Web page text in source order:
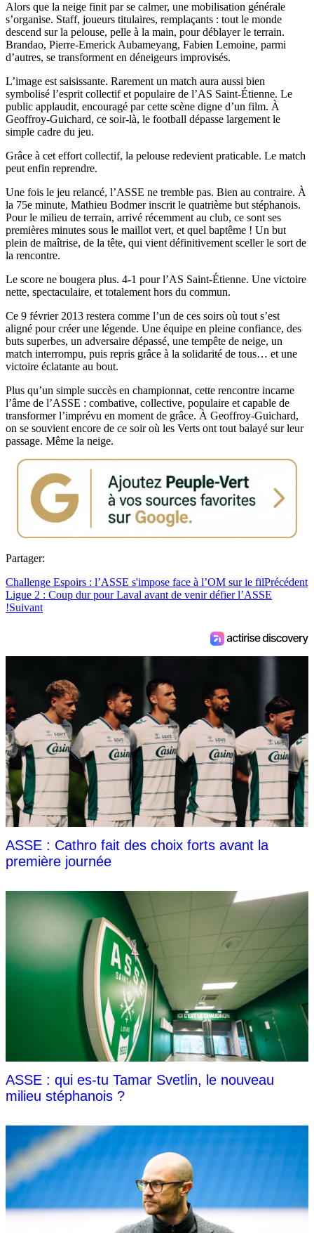
Alors que la neige finit par se calmer, une mobilisation générale
s’organise. Staff, joueurs titulaires, remplaçants : tout le monde
descend sur la pelouse, pelle à la main, pour déblayer le terrain.
Brandao, Pierre-Emerick Aubameyang, Fabien Lemoine, parmi
d’autres, se transforment en déneigeurs improvisés.
L’image est saisissante. Rarement un match aura aussi bien
symbolisé l’esprit collectif et populaire de l’AS Saint-Étienne. Le
public applaudit, encouragé par cette scène digne d’un film. À
Geoffroy-Guichard, ce soir-là, le football dépasse largement le
simple cadre du jeu.
Grâce à cet effort collectif, la pelouse redevient praticable. Le match
peut enfin reprendre.
Une fois le jeu relancé, l’ASSE ne tremble pas. Bien au contraire. À
la 75e minute, Mathieu Bodmer inscrit le quatrième but stéphanois.
Pour le milieu de terrain, arrivé récemment au club, ce sont ses
premières minutes sous le maillot vert, et quel baptême ! Un but
plein de maîtrise, de la tête, qui vient définitivement sceller le sort de
la rencontre.
Le score ne bougera plus. 4-1 pour l’AS Saint-Étienne. Une victoire
nette, spectaculaire, et totalement hors du commun.
Ce 9 février 2013 restera comme l’un de ces soirs où tout s’est
aligné pour créer une légende. Une équipe en pleine confiance, des
buts superbes, un adversaire dépassé, une tempête de neige, un
match interrompu, puis repris grâce à la solidarité de tous… et une
victoire éclatante au bout.
Plus qu’un simple succès en championnat, cette rencontre incarne
l’âme de l’ASSE : combative, collective, populaire et capable de
transformer l’imprévu en moment de grâce. À Geoffroy-Guichard,
on se souvient encore de ce soir où les Verts ont tout balayé sur leur
passage. Même la neige.
Partager:
Challenge Espoirs : l’ASSE s'impose face à l’OM sur le filPrécédent
Ligue 2 : Coup dur pour Laval avant de venir défier l’ASSE
!Suivant
ASSE : Cathro fait des choix forts avant la
première journée
ASSE : qui es-tu Tamar Svetlin, le nouveau
milieu stéphanois ?